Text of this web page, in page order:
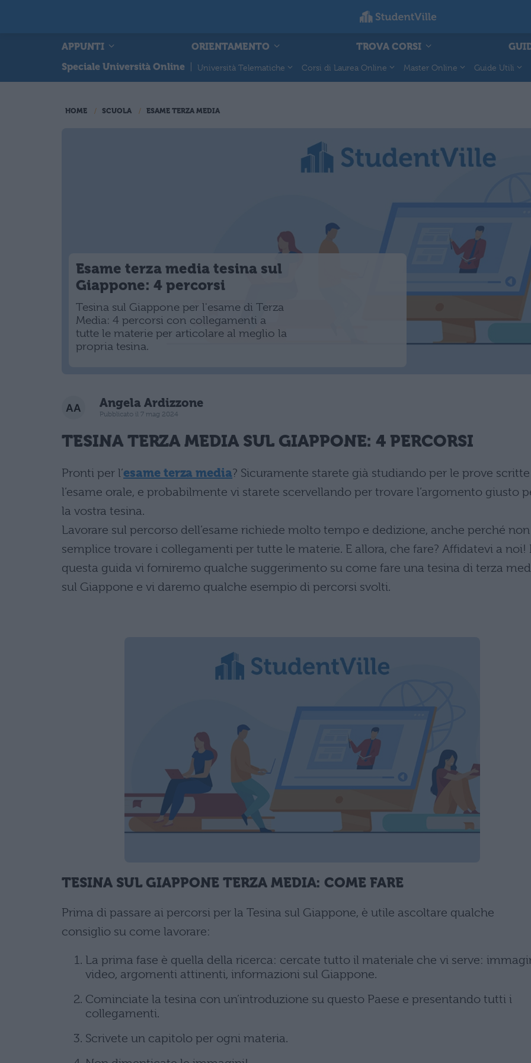
APPUNTI ORIENTAMENTO TROVA CORSI
Speciale Università Online
Università Telematiche Corsi di Laurea Online Master Online Guide Utili
HOME SCUOLA ESAME TERZA MEDIA
Esame terza media tesina sul
Giappone: 4 percorsi
Tesina sul Giappone per l'esame di Terza
Media: 4 percorsi con collegamenti a
tutte le materie per articolare al meglio la
propria tesina.
Angela Ardizzone
Pubblicato il 7 mag 2024
TESINA TERZA MEDIA SUL GIAPPONE: 4 PERCORSI
Pronti per l’esame terza media? Sicuramente starete già studiando per le prove
l’esame orale, e probabilmente vi starete scervellando per trovare l’argomento giusto
la vostra tesina.
Lavorare sul percorso dell’esame richiede molto tempo e dedizione, anche perché
semplice trovare i collegamenti per tutte le materie. E allora, che fare? Affidatevi a noi!
questa guida vi forniremo qualche suggerimento su come fare una tesina di terza
sul Giappone e vi daremo qualche esempio di percorsi svolti.
TESINA SUL GIAPPONE TERZA MEDIA: COME FARE
Prima di passare ai percorsi per la Tesina sul Giappone, è utile ascoltare qualche
consiglio su come lavorare:
La prima fase è quella della ricerca: cercate tutto il materiale che vi serve:
video, argomenti attinenti, informazioni sul Giappone.
Cominciate la tesina con un’introduzione su questo Paese e presentando tutti i
collegamenti.
Scrivete un capitolo per ogni materia.